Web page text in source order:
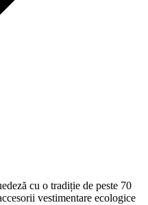
cu o tradiție de peste 70
vestimentare ecologice